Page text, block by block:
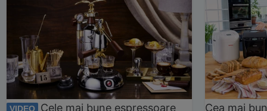
VIDEO Cele mai bune espressoare Cea mai